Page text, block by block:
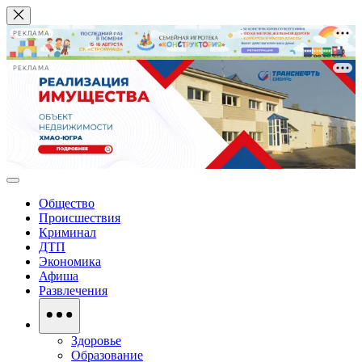
РЕКЛАМА
РЕКЛАМА
Общество
Происшествия
Криминал
ДТП
Экономика
Афиша
Развлечения
Здоровье
Образование